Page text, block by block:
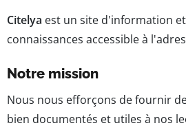
Citelya est un site d'information
connaissances accessible à
Notre mission
Nous nous efforçons de fournir
bien documentés et utiles à nos